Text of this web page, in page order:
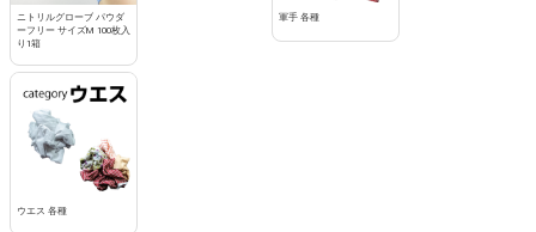
ニトリルグローブ パウダ
ーフリー サイズM 100枚入
り1箱
軍手 各種
ウエス 各種